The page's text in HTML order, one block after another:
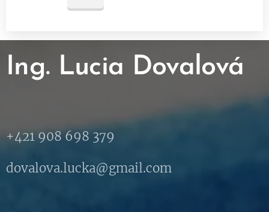
Ing. Lucia Dovalová
+421 908 698 379
dovalova.lucka@gmail.com